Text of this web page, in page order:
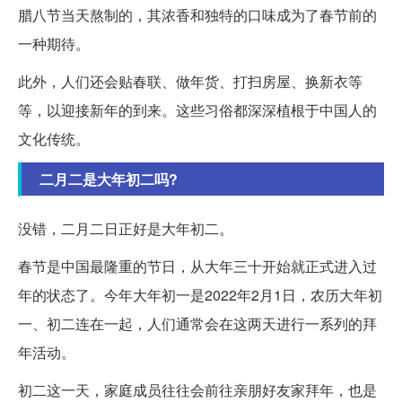
腊八节当天熬制的，其浓香和独特的口味成为了春节前的
一种期待。
此外，人们还会贴春联、做年货、打扫房屋、换新衣等
等，以迎接新年的到来。这些习俗都深深植根于中国人的
文化传统。
二月二是大年初二吗?
没错，二月二日正好是大年初二。
春节是中国最隆重的节日，从大年三十开始就正式进入过
年的状态了。今年大年初一是2022年2月1日，农历大年初
一、初二连在一起，人们通常会在这两天进行一系列的拜
年活动。
初二这一天，家庭成员往往会前往亲朋好友家拜年，也是